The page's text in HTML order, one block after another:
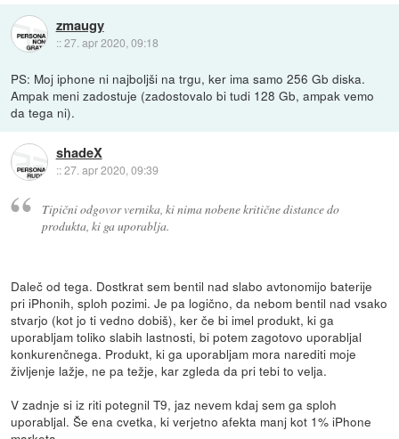
zmaugy
::27. apr 2020, 09:18
PS: Moj iphone ni najboljši na trgu, ker ima samo 256 Gb diska.
Ampak meni zadostuje (zadostovalo bi tudi 128 Gb, ampak vemo
da tega ni).
shadeX
::27. apr 2020, 09:39
Tipični odgovor vernika, ki nima nobene kritične distance do
produkta, ki ga uporablja.
Daleč od tega. Dostkrat sem bentil nad slabo avtonomijo baterije
pri iPhonih, sploh pozimi. Je pa logično, da nebom bentil nad vsako
stvarjo (kot jo ti vedno dobiš), ker če bi imel produkt, ki ga
uporabljam toliko slabih lastnosti, bi potem zagotovo uporabljal
konkurenčnega. Produkt, ki ga uporabljam mora narediti moje
življenje lažje, ne pa težje, kar zgleda da pri tebi to velja.
V zadnje si iz riti potegnil T9, jaz nevem kdaj sem ga sploh
uporabljal. Še ena cvetka, ki verjetno afekta manj kot 1% iPhone